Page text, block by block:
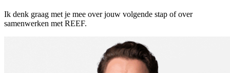
Ik denk graag met je mee over jouw volgende stap of over
samenwerken met REEF.